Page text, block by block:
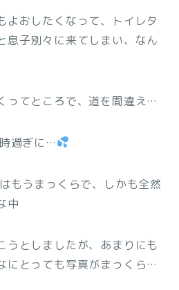
よおしたくなって、トイレタ
息子別々に来てしまい、なん
ってところで、道を間違え…
過ぎに…
もうまっくらで、しかも全然
中
うとしましたが、あまりにも
にとっても写真がまっくら…